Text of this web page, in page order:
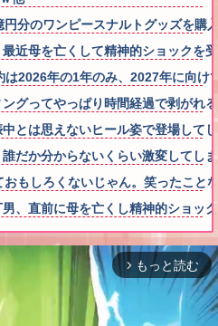
円分のワンピースナルトグッズを
最近母を亡くして精神的ショックを
2026年の1年のみ、2027年に向け
グってやっぱり時間経過で剥がれ
中とは思えないヒール姿で登場して
誰だか分からないくらい激変してし
おもしろくないじゃん。笑ったこと
男、直前に母を亡くし精神的ショッ
arrow_forward_ios もっと読む